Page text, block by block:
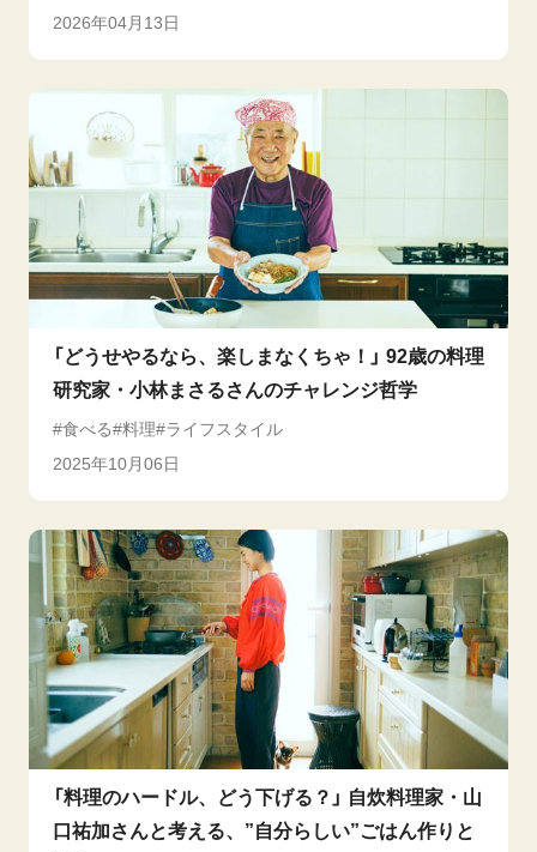
2026年04月13日
「どうせやるなら、楽しまなくちゃ！」 92歳の料理
研究家・小林まさるさんのチャレンジ哲学
食べる 料理
ライフスタイル
2025年10月06日
「料理のハードル、どう下げる？」 自炊料理家・山
口祐加さんと考える、”自分らしい”ごはん作りと